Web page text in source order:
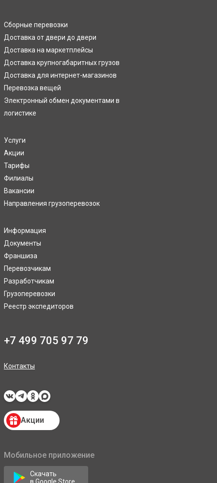
Сборные перевозки
Доставка от двери до двери
Доставка на маркетплейсы
Доставка крупногабаритных грузов
Доставка для интернет-магазинов
Перевозка вещей
Электронный обмен документами в
логистике
Услуги
Акции
Тарифы
Филиалы
Вакансии
Направления грузоперевозок
Информация
Документы
Франшиза
Перевозчикам
Разработчикам
Грузоперевозки
Реестр экспедиторов
+7 499 705 97 79
Контакты
Акции
Мобильное приложение
Скачать